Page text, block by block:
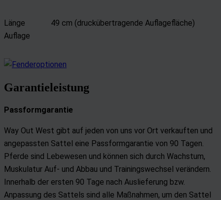
Länge
Auflage
49 cm (druckübertragende Auflagefläche)
Garantieleistung
Passformgarantie
Way Out West gibt auf jeden von uns vor Ort verkauften und
angepassten Sattel eine Passformgarantie von 90 Tagen.
Pferde sind Lebewesen und können sich durch Wachstum,
Muskulatur Auf- und Abbau und Trainingswechsel verändern.
Innerhalb der ersten 90 Tage nach Auslieferung bzw.
Anpassung des Sattels sind alle Maßnahmen, um den Sattel